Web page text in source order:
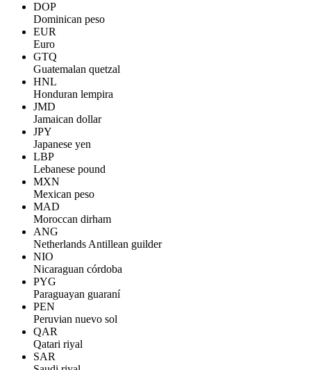
DOP
Dominican peso
EUR
Euro
GTQ
Guatemalan quetzal
HNL
Honduran lempira
JMD
Jamaican dollar
JPY
Japanese yen
LBP
Lebanese pound
MXN
Mexican peso
MAD
Moroccan dirham
ANG
Netherlands Antillean guilder
NIO
Nicaraguan córdoba
PYG
Paraguayan guaraní
PEN
Peruvian nuevo sol
QAR
Qatari riyal
SAR